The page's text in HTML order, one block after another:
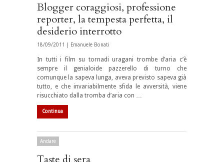
Blogger coraggiosi, professione
reporter, la tempesta perfetta, il
desiderio interrotto
18/09/2011 | Emanuele Bonati
In tutti i film su tornadi uragani trombe d’aria c’è
sempre il genialoide pazzerello di turno che
comunque la sapeva lunga, aveva previsto sapeva già
tutto, e che invariabilmente sfida le avversità, viene
risucchiato dalla tromba d’aria con …
Continua
Andare
Taste di sera